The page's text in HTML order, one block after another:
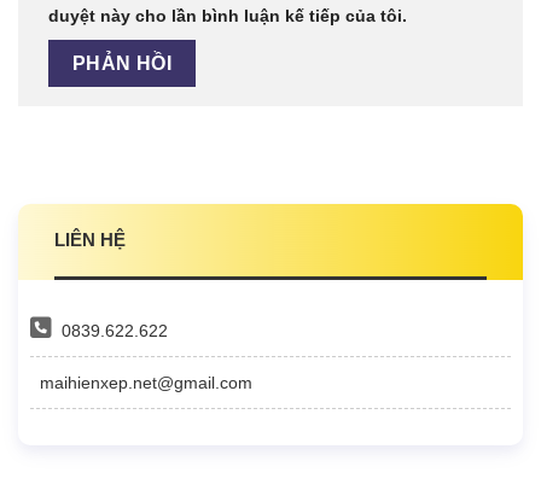
duyệt này cho lần bình luận kế tiếp của tôi.
LIÊN HỆ
0839.622.622
maihienxep.net@gmail.com